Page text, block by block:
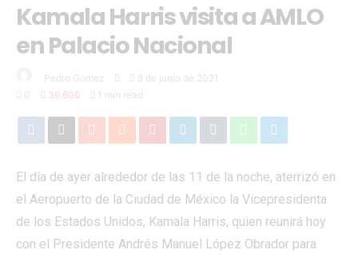
Kamala Harris visita a AMLO
en Palacio Nacional
Pedro Gomez
8 de junio de 2021
0
36.606 1 min read
El día de ayer alrededor de las 11 de la noche, aterrizó en
el Aeropuerto de la Ciudad de México la Vicepresidenta
de los Estados Unidos, Kamala Harris, quien reunirá hoy
con el Presidente Andrés Manuel López Obrador para